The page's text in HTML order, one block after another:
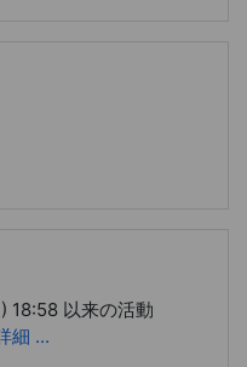
18:58 以来の活動
細 ...